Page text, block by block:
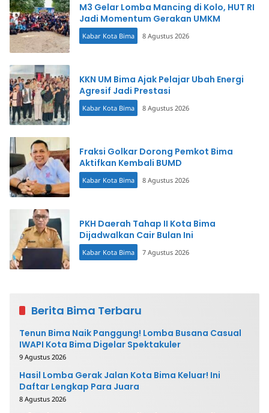
M3 Gelar Lomba Mancing di Kolo, HUT RI
Jadi Momentum Gerakan UMKM
Kabar Kota Bima 8 Agustus 2026
KKN UM Bima Ajak Pelajar Ubah Energi
Agresif Jadi Prestasi
Kabar Kota Bima 8 Agustus 2026
Fraksi Golkar Dorong Pemkot Bima
Aktifkan Kembali BUMD
Kabar Kota Bima 8 Agustus 2026
PKH Daerah Tahap II Kota Bima
Dijadwalkan Cair Bulan Ini
Kabar Kota Bima 7 Agustus 2026
Berita Bima Terbaru
Tenun Bima Naik Panggung! Lomba Busana Casual
IWAPI Kota Bima Digelar Spektakuler
9 Agustus 2026
Hasil Lomba Gerak Jalan Kota Bima Keluar! Ini
Daftar Lengkap Para Juara
8 Agustus 2026